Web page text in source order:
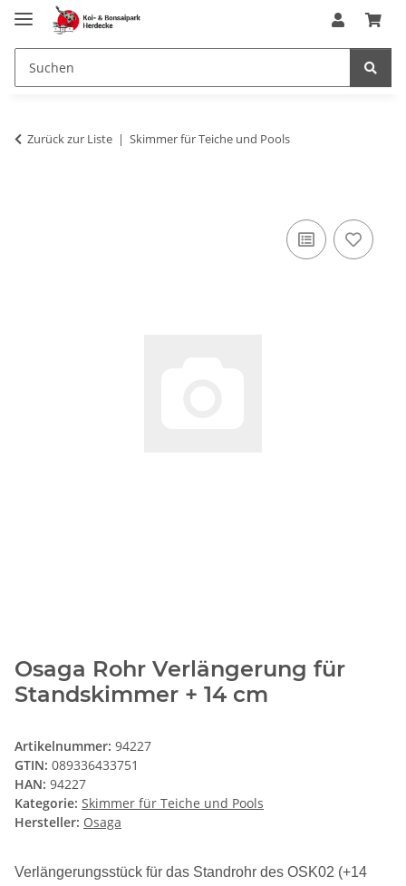
Zurück zur Liste Skimmer für Teiche und Pools
Osaga Rohr Verlängerung für
Standskimmer + 14 cm
Artikelnummer: 94227
GTIN: 089336433751
HAN: 94227
Kategorie: Skimmer für Teiche und Pools
Hersteller: Osaga
Verlängerungsstück für das Standrohr des OSK02 (+14